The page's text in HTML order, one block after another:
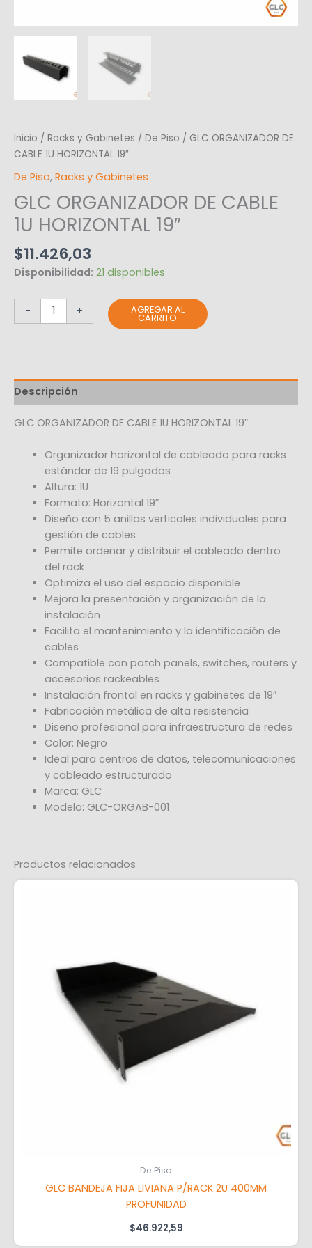
Inicio / Racks y Gabinetes / De Piso / GLC ORGANIZADOR DE
CABLE 1U HORIZONTAL 19″
De Piso, Racks y Gabinetes
GLC ORGANIZADOR DE CABLE
1U HORIZONTAL 19″
$11.426,03
Disponibilidad: 21 disponibles
- + AGREGAR AL
CARRITO
Descripción
GLC ORGANIZADOR DE CABLE 1U HORIZONTAL 19″
Organizador horizontal de cableado para racks
estándar de 19 pulgadas
Altura: 1U
Formato: Horizontal 19″
Diseño con 5 anillas verticales individuales para
gestión de cables
Permite ordenar y distribuir el cableado dentro
del rack
Optimiza el uso del espacio disponible
Mejora la presentación y organización de la
instalación
Facilita el mantenimiento y la identificación de
cables
Compatible con patch panels, switches, routers y
accesorios rackeables
Instalación frontal en racks y gabinetes de 19″
Fabricación metálica de alta resistencia
Diseño profesional para infraestructura de redes
Color: Negro
Ideal para centros de datos, telecomunicaciones
y cableado estructurado
Marca: GLC
Modelo: GLC-ORGAB-001
Productos relacionados
De Piso
GLC BANDEJA FIJA LIVIANA P/RACK 2U 400MM
PROFUNIDAD
$46.922,59